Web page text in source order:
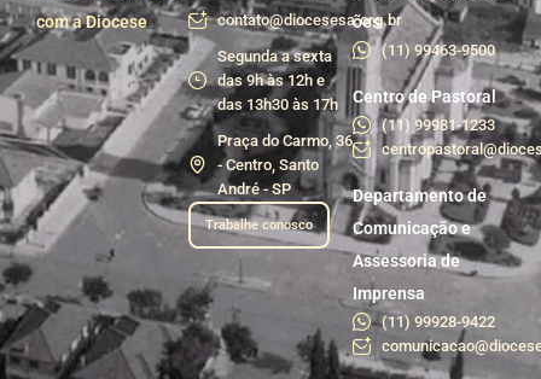
com a Diocese
contato@diocesesa.org.br
Segunda a sexta
das 9h às 12h e
das 13h30 às 17h
Praça do Carmo, 36
- Centro, Santo
André - SP
Trabalhe conosco
ões
(11) 99463-9500
Centro de Pastoral
(11) 99981-1233
Departamento de
Comunicação e
Assessoria de
Imprensa
(11) 99928-9422